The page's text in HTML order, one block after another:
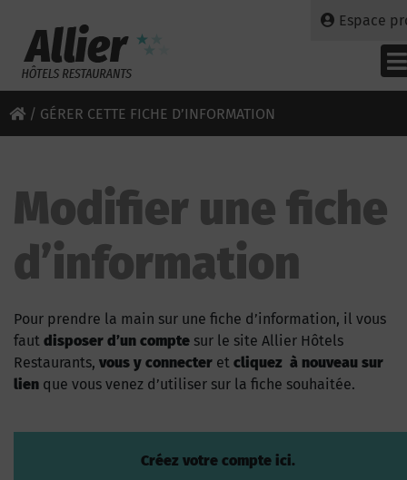
Espace
/ GÉRER CETTE FICHE D’INFORMATION
Modifier une fiche
d’information
Pour prendre la main sur une fiche d’information, il vous
faut disposer d’un compte sur le site Allier Hôtels
Restaurants, vous y connecter et cliquez à nouveau sur
lien que vous venez d’utiliser sur la fiche souhaitée.
Créez votre compte ici.